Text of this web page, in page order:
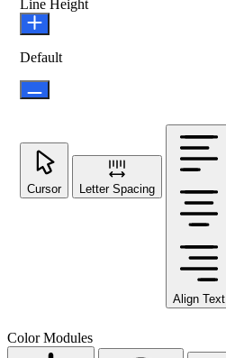
Line Height
Default
Cursor Letter Spacing
Align Text
Color Modules